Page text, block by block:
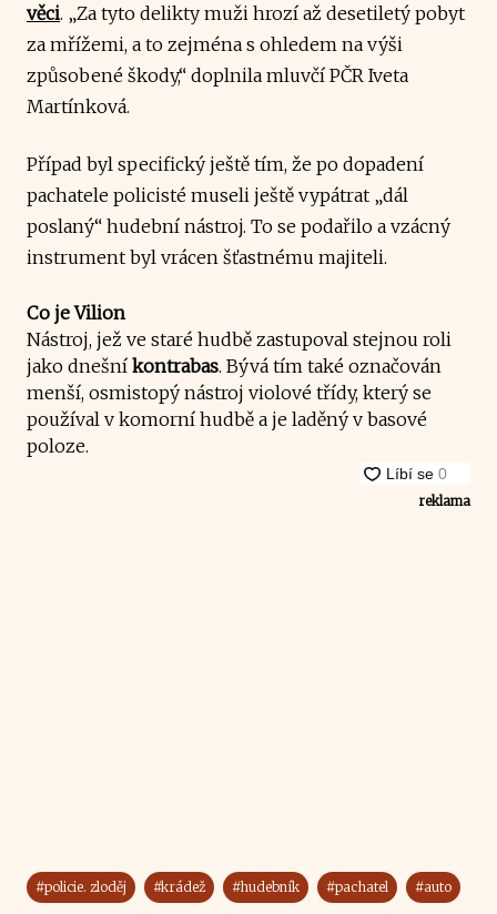
věci. „Za tyto delikty muži hrozí až desetiletý pobyt
za mřížemi, a to zejména s ohledem na výši
způsobené škody,“ doplnila mluvčí PČR Iveta
Martínková.
Případ byl specifický ještě tím, že po dopadení
pachatele policisté museli ještě vypátrat „dál
poslaný“ hudební nástroj. To se podařilo a vzácný
instrument byl vrácen šťastnému majiteli.
Co je Vilion
Nástroj, jež ve staré hudbě zastupoval stejnou roli
jako dnešní kontrabas. Bývá tím také označován
menší, osmistopý nástroj violové třídy, který se
používal v komorní hudbě a je laděný v basové
poloze.
reklama
#policie. zloděj #krádež #hudebník #pachatel #auto